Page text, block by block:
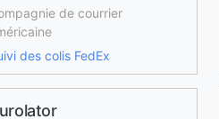
de courrier
des colis FedEx